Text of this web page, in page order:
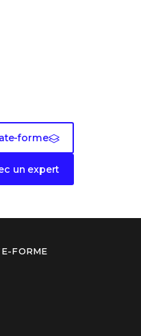
forme
un expert
FORME